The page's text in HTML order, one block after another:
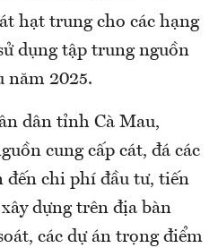
hạt trung cho các hạng
dụng tập trung nguồn
năm 2025.
dân tỉnh Cà Mau,
cung cấp cát, đá các
đến chi phí đầu tư, tiến
dựng trên địa bàn
các dự án trọng điểm